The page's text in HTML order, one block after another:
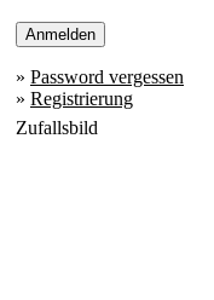
» Password vergessen
» Registrierung
Zufallsbild